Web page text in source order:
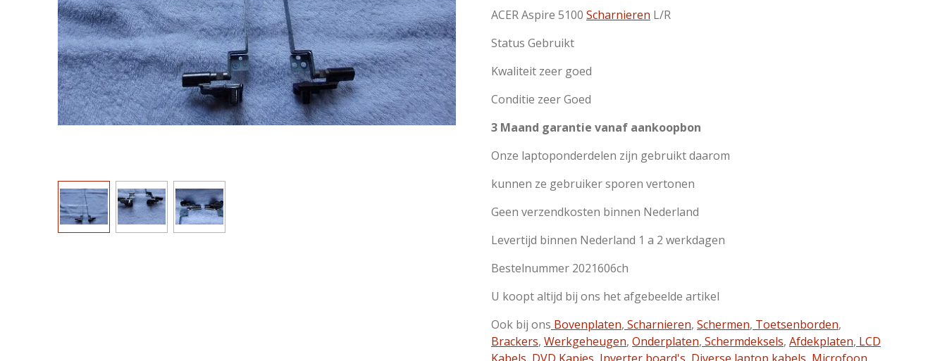
ACER Aspire 5100 Scharnieren L/R
Status Gebruikt
Kwaliteit zeer goed
Conditie zeer Goed
3 Maand garantie vanaf aankoopbon
Onze laptoponderdelen zijn gebruikt daarom
kunnen ze gebruiker sporen vertonen
Geen verzendkosten binnen Nederland
Levertijd binnen Nederland 1 a 2 werkdagen
Bestelnummer 2021606ch
U koopt altijd bij ons het afgebeelde artikel
Ook bij ons Bovenplaten, Scharnieren, Schermen, Toetsenborden,
Brackers, Werkgeheugen, Onderplaten, Schermdeksels, Afdekplaten, LCD